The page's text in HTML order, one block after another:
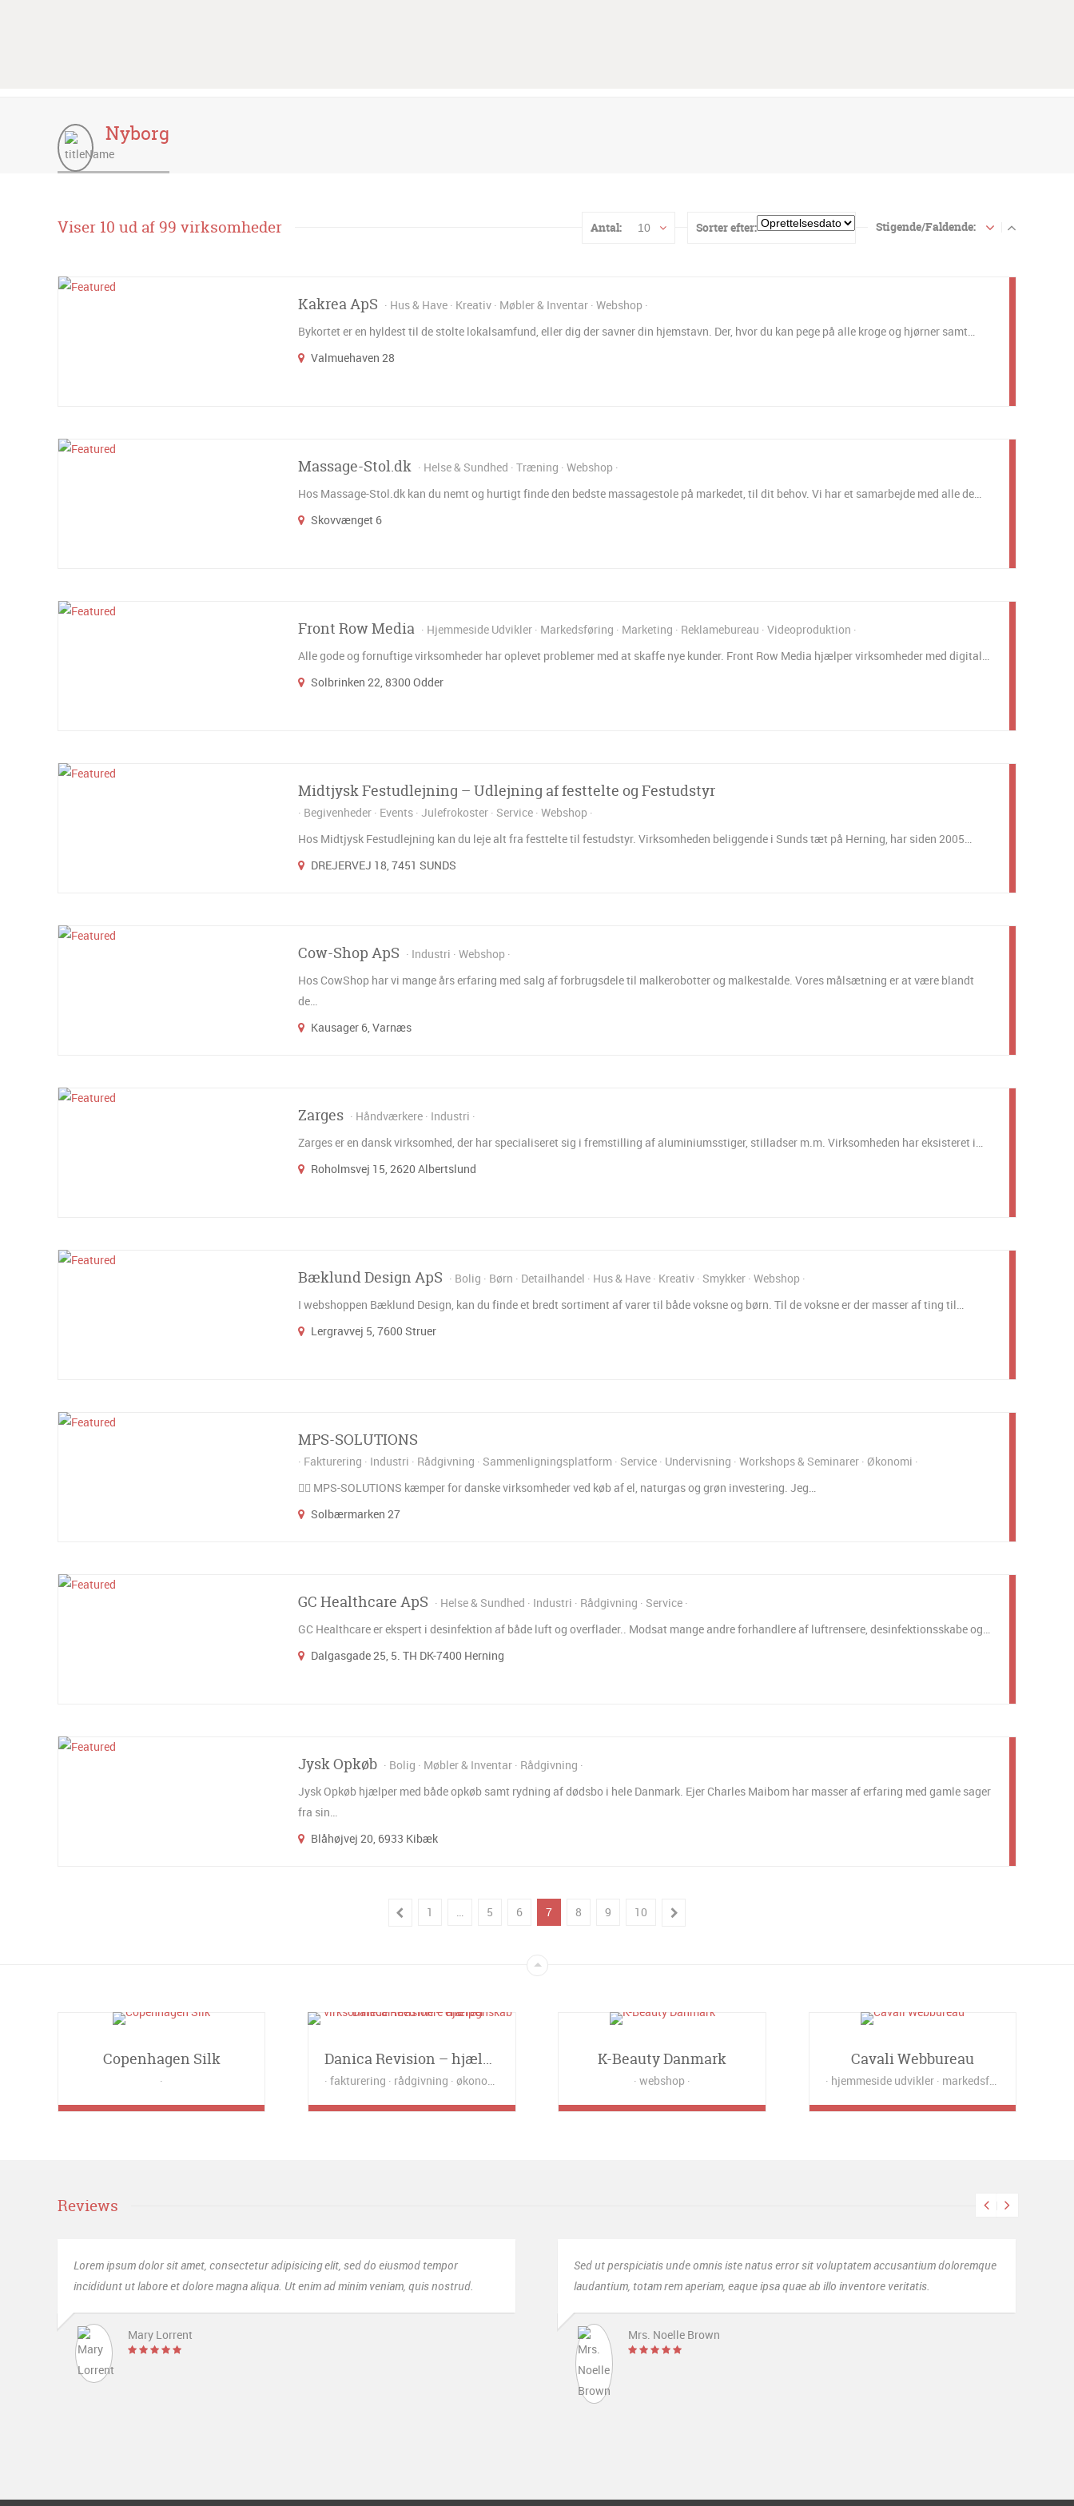
Nyborg
Viser 10 ud af 99 virksomheder Antal: 10 Sorter efter: Stigende/Faldende:
Kakrea ApS Hus & Have Kreativ Møbler & Inventar Webshop
Bykortet er en hyldest til de stolte lokalsamfund, eller dig der savner din hjemstavn. Der, hvor du kan pege på alle kroge og hjørner samt…
Valmuehaven 28
Massage-Stol.dk Helse & Sundhed Træning Webshop
Hos Massage-Stol.dk kan du nemt og hurtigt finde den bedste massagestole på markedet, til dit behov. Vi har et samarbejde med alle de…
Skovvænget 6
Front Row Media Hjemmeside Udvikler Markedsføring Marketing Reklamebureau Videoproduktion
Alle gode og fornuftige virksomheder har oplevet problemer med at skaffe nye kunder. Front Row Media hjælper virksomheder med digital…
Solbrinken 22, 8300 Odder
Midtjysk Festudlejning – Udlejning af festtelte og Festudstyr
Begivenheder Events Julefrokoster Service Webshop
Hos Midtjysk Festudlejning kan du leje alt fra festtelte til festudstyr. Virksomheden beliggende i Sunds tæt på Herning, har siden 2005…
DREJERVEJ 18, 7451 SUNDS
Cow-Shop ApS Industri Webshop
Hos CowShop har vi mange års erfaring med salg af forbrugsdele til malkerobotter og malkestalde. Vores målsætning er at være blandt
de…
Kausager 6, Varnæs
Zarges Håndværkere Industri
Zarges er en dansk virksomhed, der har specialiseret sig i fremstilling af aluminiumsstiger, stilladser m.m. Virksomheden har eksisteret i…
Roholmsvej 15, 2620 Albertslund
Bæklund Design ApS Bolig Børn Detailhandel Hus & Have Kreativ Smykker Webshop
I webshoppen Bæklund Design, kan du finde et bredt sortiment af varer til både voksne og børn. Til de voksne er der masser af ting til…
Lergravvej 5, 7600 Struer
MPS-SOLUTIONS
Fakturering Industri Rådgivning Sammenligningsplatform Service Undervisning Workshops & Seminarer Økonomi
🕵️‍♂️ MPS-SOLUTIONS kæmper for danske virksomheder ved køb af el, naturgas og grøn investering. Jeg…
Solbærmarken 27
GC Healthcare ApS Helse & Sundhed Industri Rådgivning Service
GC Healthcare er ekspert i desinfektion af både luft og overflader.. Modsat mange andre forhandlere af luftrensere, desinfektionsskabe og…
Dalgasgade 25, 5. TH DK-7400 Herning
Jysk Opkøb Bolig Møbler & Inventar Rådgivning
Jysk Opkøb hjælper med både opkøb samt rydning af dødsbo i hele Danmark. Ejer Charles Maibom har masser af erfaring med gamle sager
fra sin…
Blåhøjvej 20, 6933 Kibæk
1 5 6 7 8 9 10
Copenhagen Silk Danica Revision – hjælper virksomheder med mere end regnskab
fakturering rådgivning økonomi
K-Beauty Danmark
webshop
Cavali Webbureau
hjemmeside udvikler markedsføring
Reviews
Sed ut perspiciatis unde omnis iste natus error sit voluptatem accusantium doloremque
laudantium, totam rem aperiam, eaque ipsa quae ab illo inventore veritatis.
Mrs. Noelle Brown
Hermed har jeg oprettet begge mine virksomheder på virksomhedsoplysninger.dk. Fin
service!
Mr. Javier Thomas